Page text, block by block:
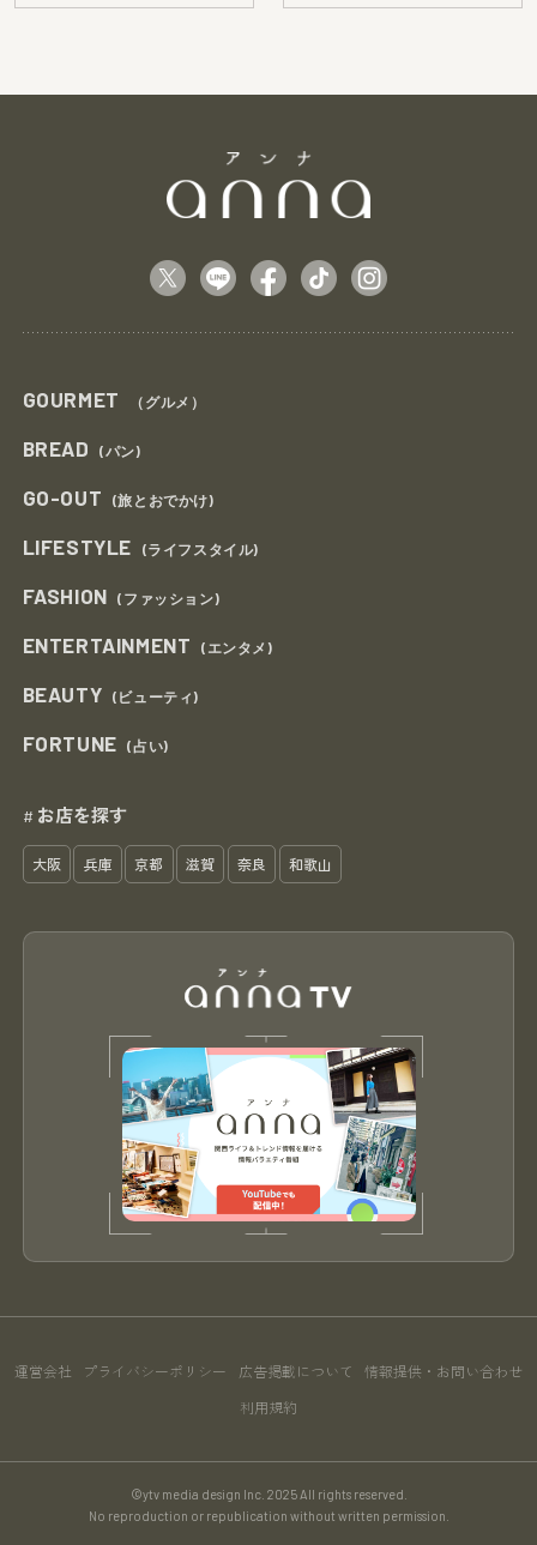
GOURMET （グルメ）
BREAD (パン)
GO-OUT (旅とおでかけ)
LIFESTYLE (ライフスタイル)
FASHION (ファッション)
ENTERTAINMENT (エンタメ)
BEAUTY (ビューティ)
FORTUNE (占い)
# お店を探す
大阪 兵庫 京都 滋賀 奈良 和歌山
運営会社 プライバシーポリシー 広告掲載について 情報提供・お問い合わせ
利用規約
©ytv media design Inc. 2025 All rights reserved.
No reproduction or republication without written permission.